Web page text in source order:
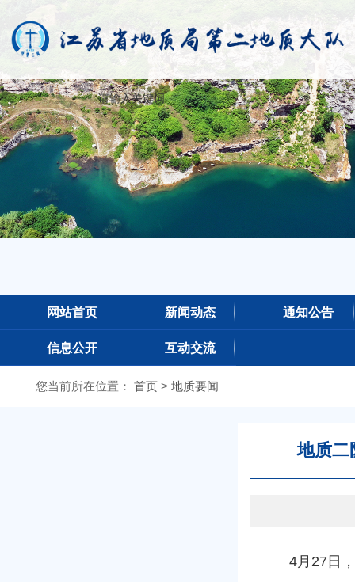
网站首页 新闻动态 通知公告
信息公开 互动交流
欢迎光临江苏省地质局第二地质大队网站
您当前所在位置： 首页 > 地质要闻
地质二
4月27日，